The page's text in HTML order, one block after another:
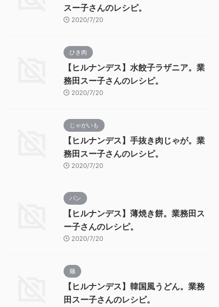
スー子さんのレシピ。
2020/7/20
ひき肉
【ヒルナンデス】水餃子ラザニア。業
務田スー子さんのレシピ。
2020/7/20
じゃがいも
【ヒルナンデス】手抜き肉じゃが。業
務田スー子さんのレシピ。
2020/7/20
パン
【ヒルナンデス】薄焼き餅。業務田ス
ー子さんのレシピ。
2020/7/20
麺
【ヒルナンデス】韓国風うどん。業務
田スー子さんのレシピ。